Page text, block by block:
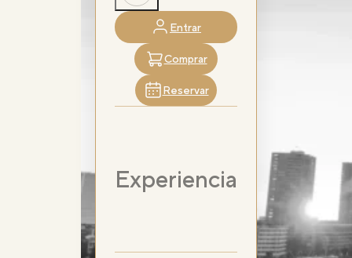
Entrar
Comprar
Reservar
Experiencia